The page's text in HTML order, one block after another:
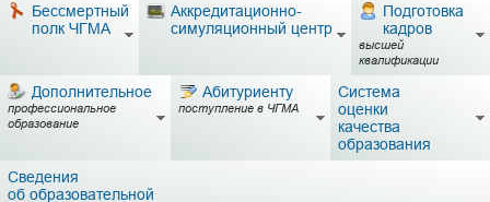
Бессмертный
полк ЧГМА
Аккредитационно-
симуляционный центр
Подготовка
кадров
высшей
квалификации
Дополнительное
профессиональное
образование
Абитуриенту
поступление в ЧГМА
Система
оценки
качества
образования
Сведения
об образовательной